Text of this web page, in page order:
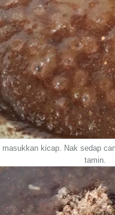
kicap. Nak sedap
tamin.